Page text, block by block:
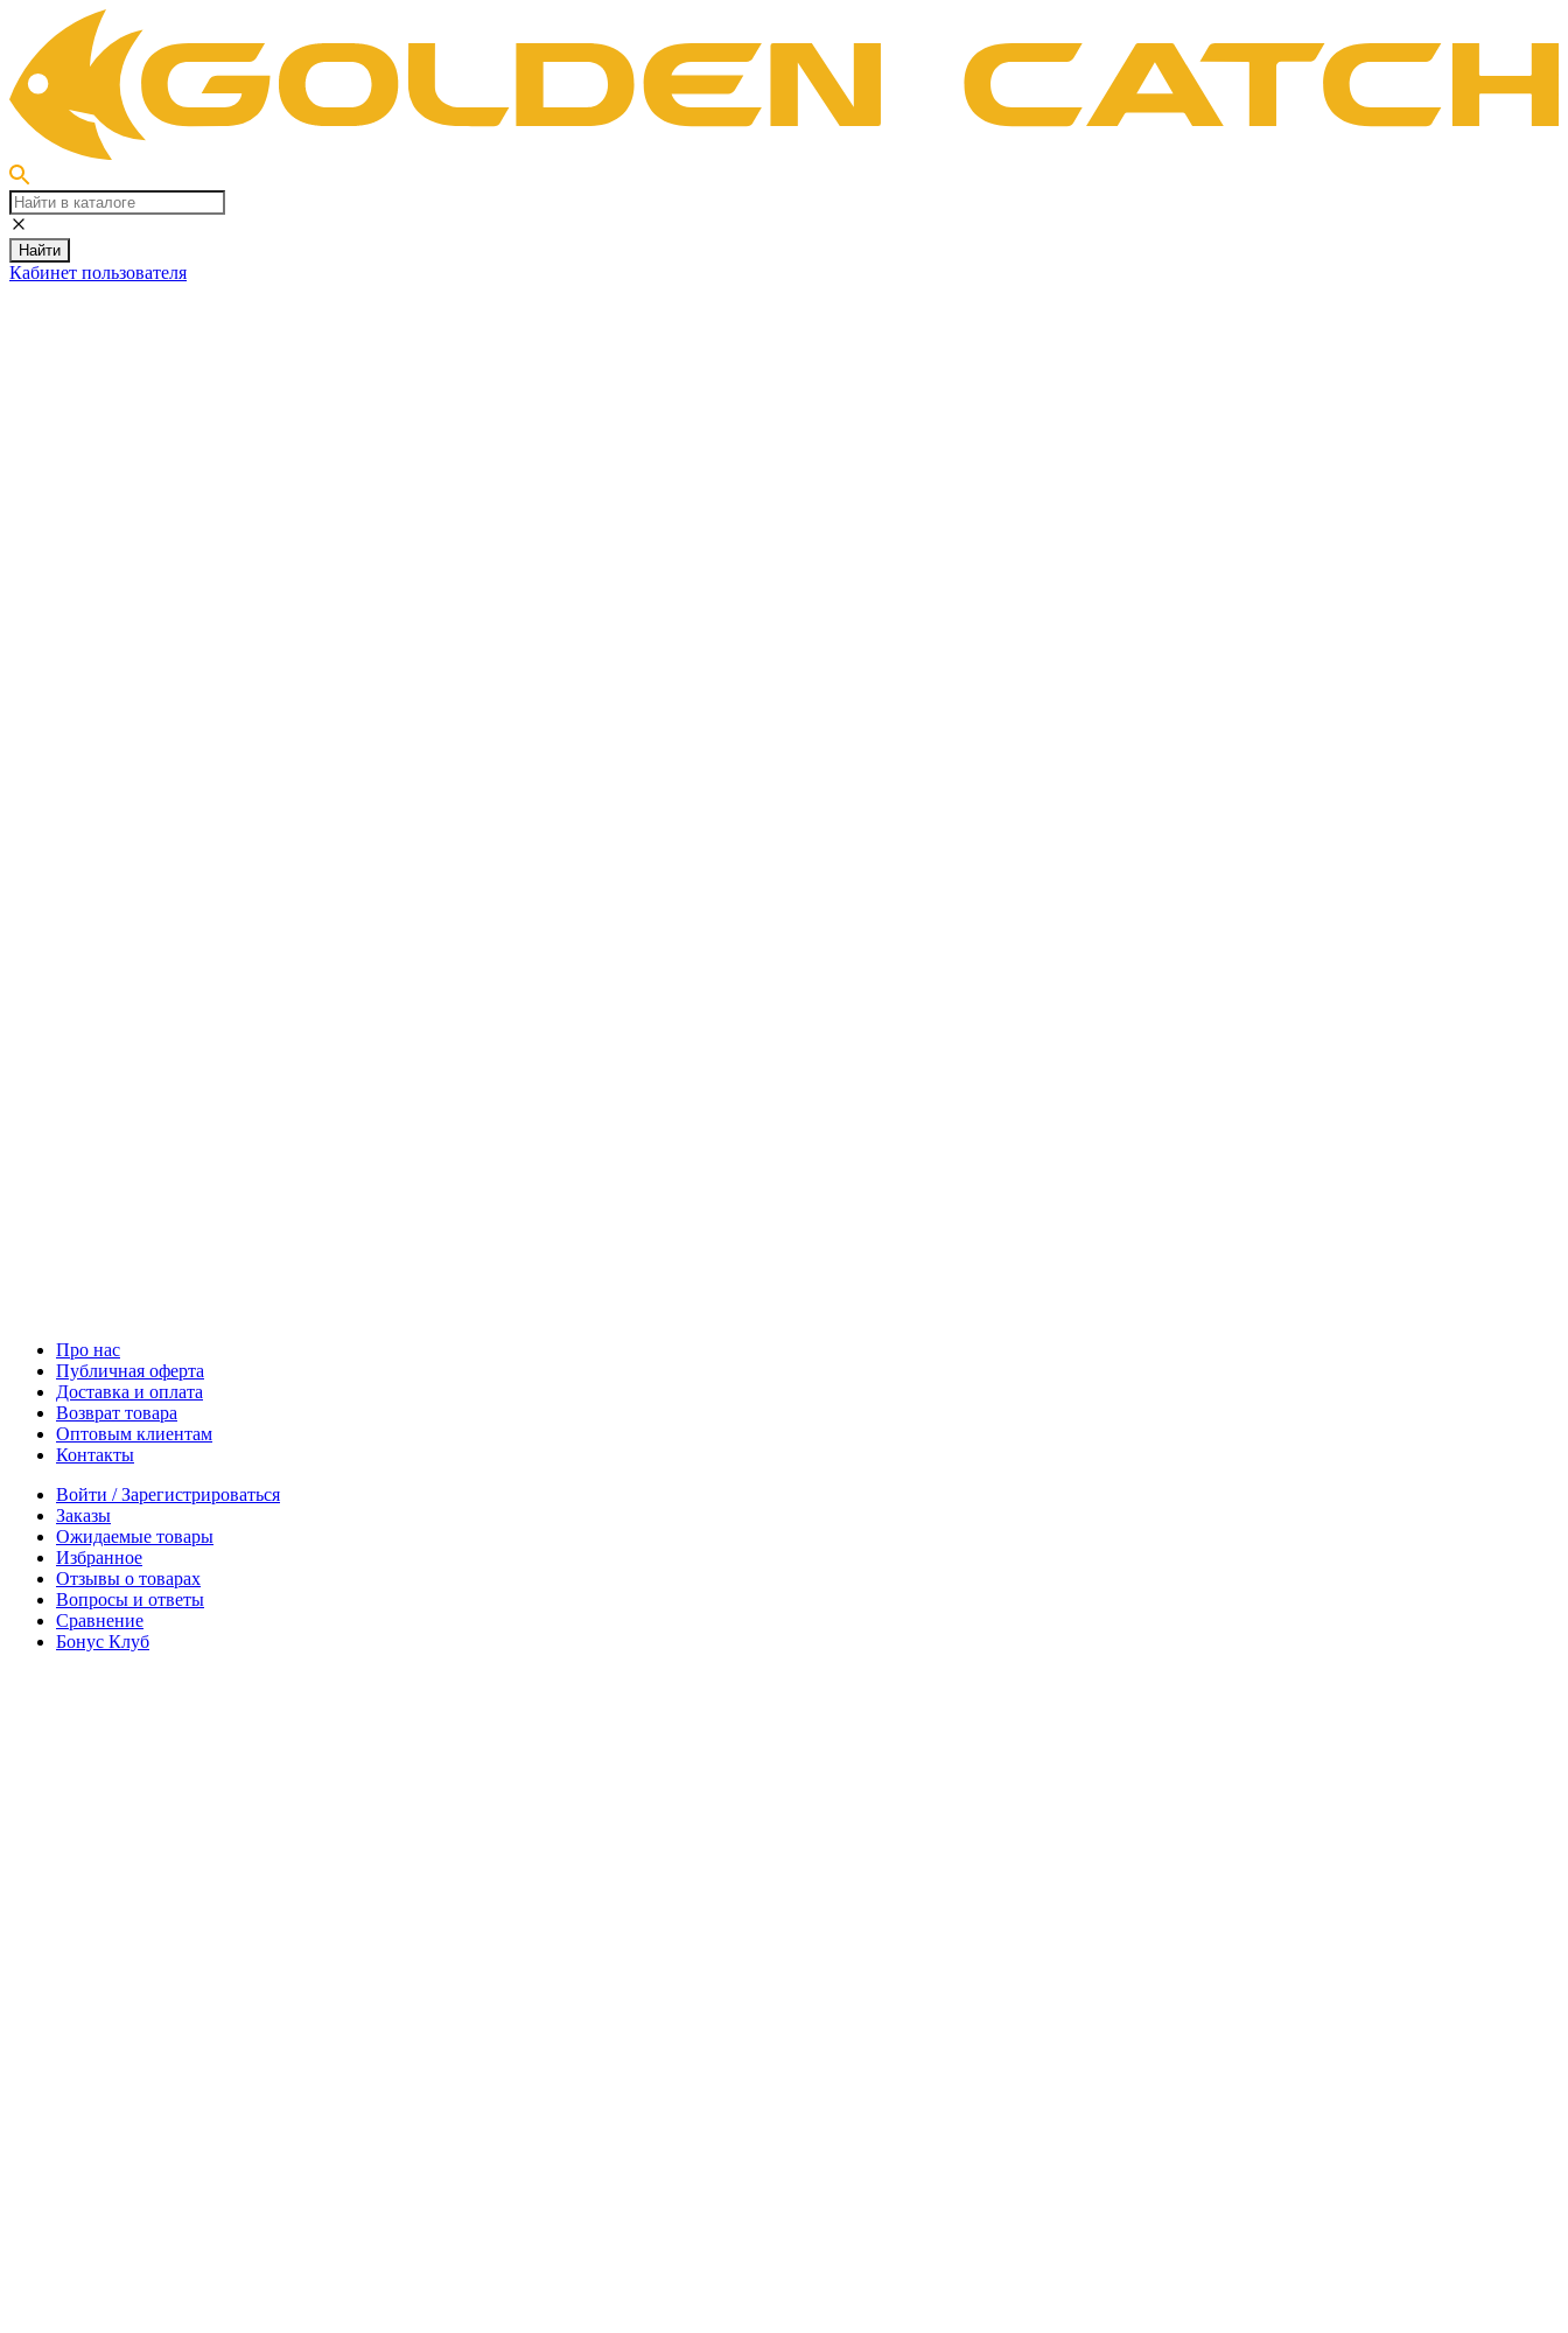
Найти
Кабинет пользователя
Про нас
Публичная оферта
Доставка и оплата
Возврат товара
Оптовым клиентам
Контакты
Войти / Зарегистрироваться
Заказы
Ожидаемые товары
Избранное
Отзывы о товарах
Вопросы и ответы
Сравнение
Бонус Клуб